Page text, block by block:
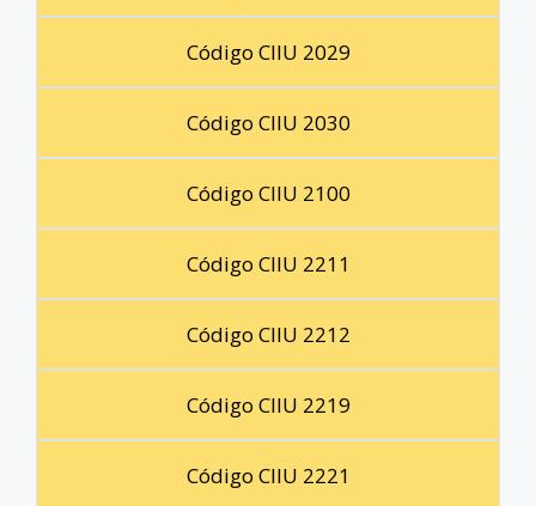
Código CIIU 2029
Código CIIU 2030
Código CIIU 2100
Código CIIU 2211
Código CIIU 2212
Código CIIU 2219
Código CIIU 2221